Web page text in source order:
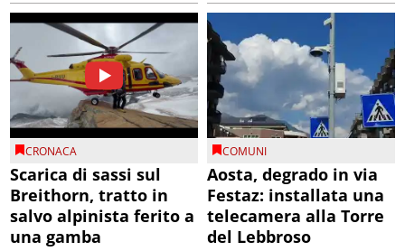
CRONACA
Scarica di sassi sul
Breithorn, tratto in
salvo alpinista ferito a
una gamba
COMUNI
Aosta, degrado in via
Festaz: installata una
telecamera alla Torre
del Lebbroso